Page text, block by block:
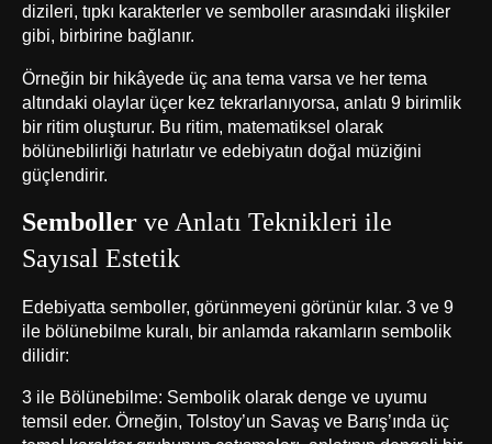
dizileri, tıpkı karakterler ve semboller arasındaki ilişkiler
gibi, birbirine bağlanır.
Örneğin bir hikâyede üç ana tema varsa ve her tema
altındaki olaylar üçer kez tekrarlanıyorsa, anlatı 9 birimlik
bir ritim oluşturur. Bu ritim, matematiksel olarak
bölünebilirliği hatırlatır ve edebiyatın doğal müziğini
güçlendirir.
Semboller ve Anlatı Teknikleri ile
Sayısal Estetik
Edebiyatta semboller, görünmeyeni görünür kılar. 3 ve 9
ile bölünebilme kuralı, bir anlamda rakamların sembolik
dilidir:
3 ile Bölünebilme: Sembolik olarak denge ve uyumu
temsil eder. Örneğin, Tolstoy’un Savaş ve Barış’ında üç